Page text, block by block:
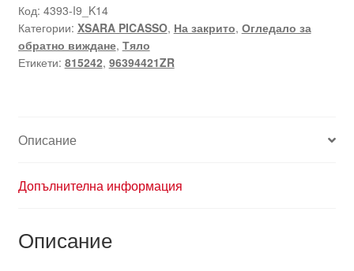
Код: 4393-I9_K14
Категории: XSARA PICASSO, На закрито, Огледало за
обратно виждане, Тяло
Етикети: 815242, 96394421ZR
Описание
Допълнителна информация
Описание